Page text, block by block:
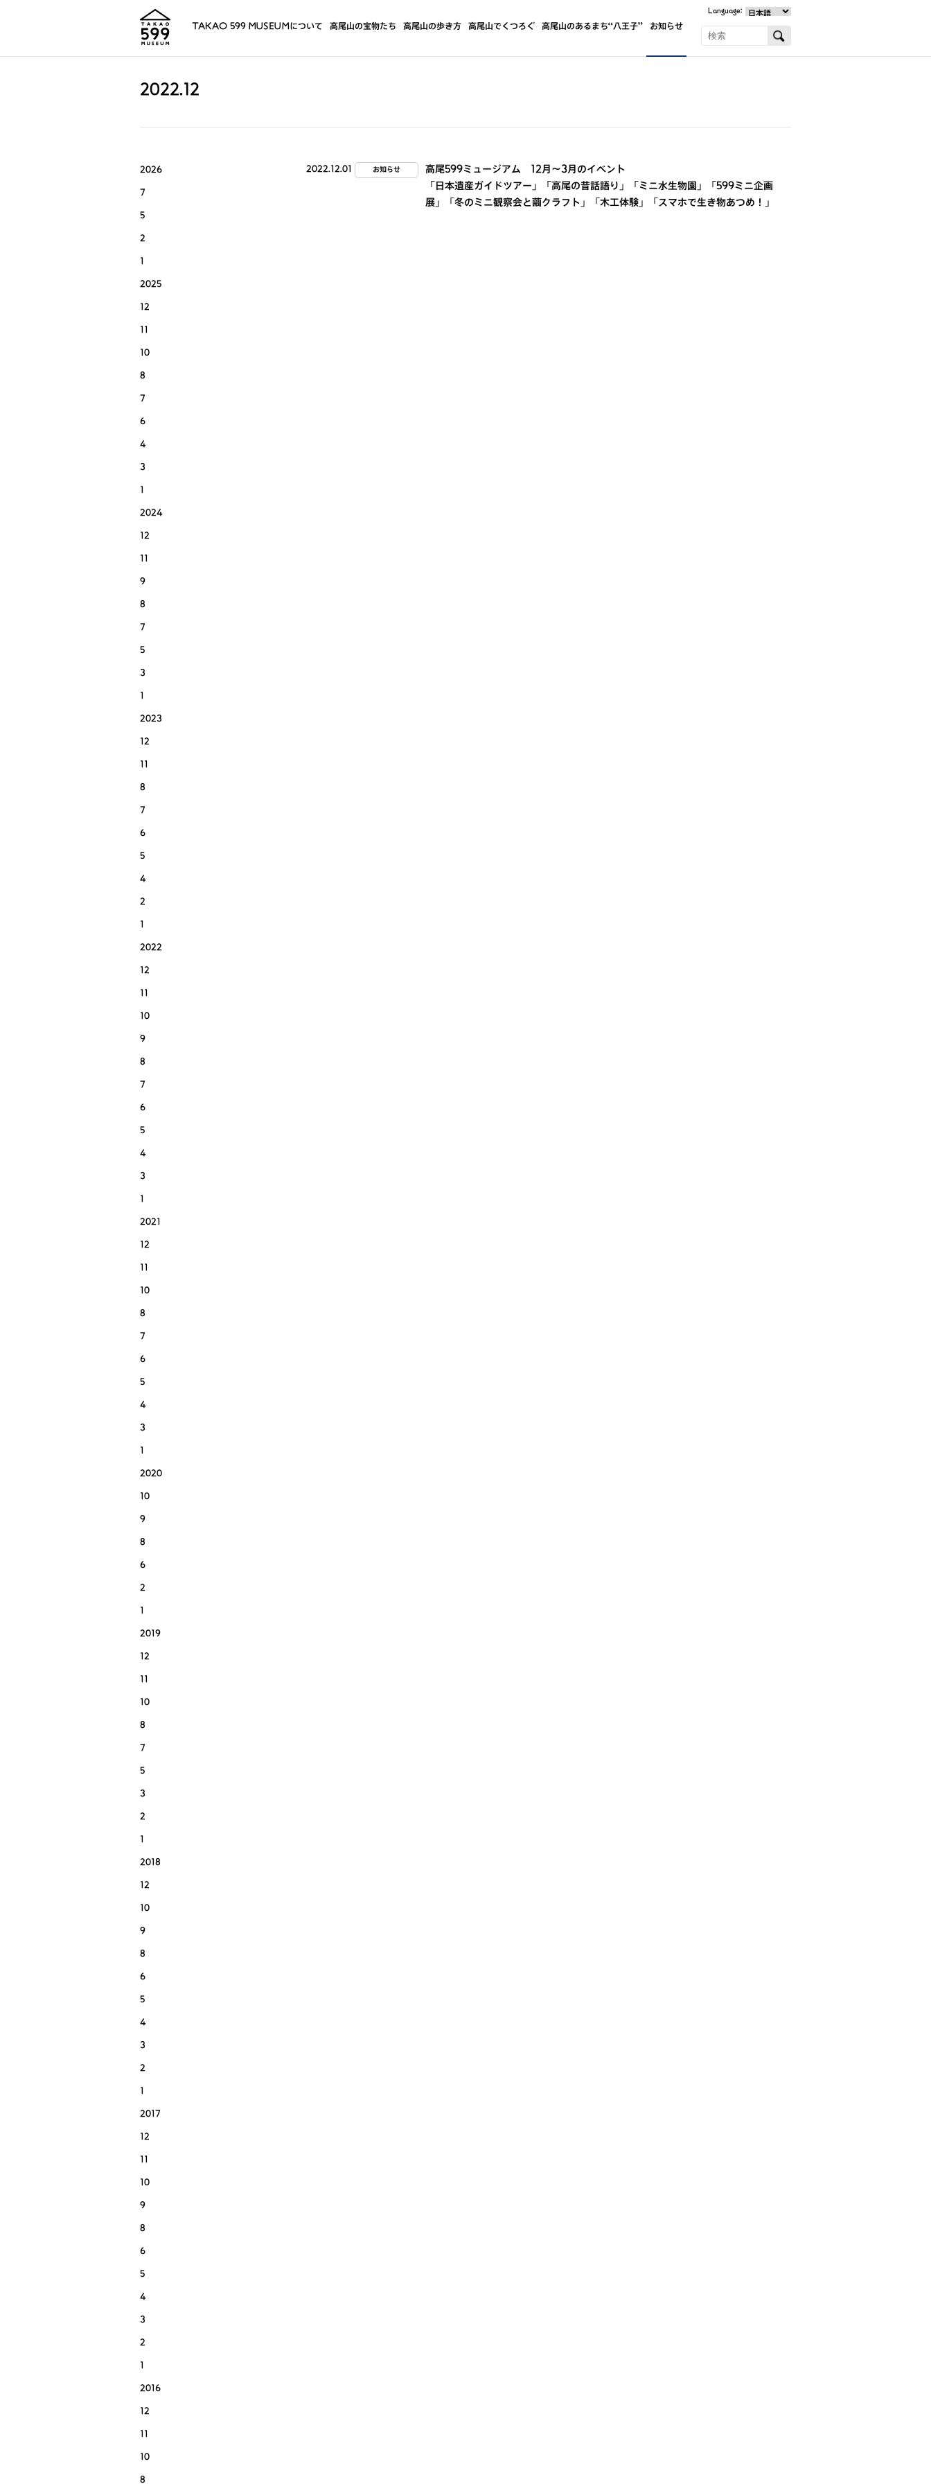
TAKAO 599 MUSEUMについて 高尾山の宝物たち 高尾山の歩き方 高尾山でくつろぐ 高尾山のあるまち“八王子” お知らせ
Language:
2022.12
2022.12.01 お知らせ
高尾599ミュージアム 12月～3月のイベント
「日本遺産ガイドツアー」「高尾の昔話語り」「ミニ水生物園」「599ミニ企画
展」「冬のミニ観察会と繭クラフト」「木工体験」「スマホで生き物あつめ！」
2026
7
5
2
1
2025
12
11
10
8
7
6
4
3
1
2024
12
11
9
8
7
5
3
1
2023
12
11
8
7
6
5
4
2
1
2022
12
11
10
9
8
7
6
5
4
3
1
2021
12
11
10
8
7
6
5
4
3
1
2020
10
9
8
6
2
1
2019
12
11
10
8
7
5
3
2
1
2018
12
10
9
8
6
5
4
3
2
1
2017
12
11
10
9
8
6
5
4
3
2
1
2016
12
11
10
8